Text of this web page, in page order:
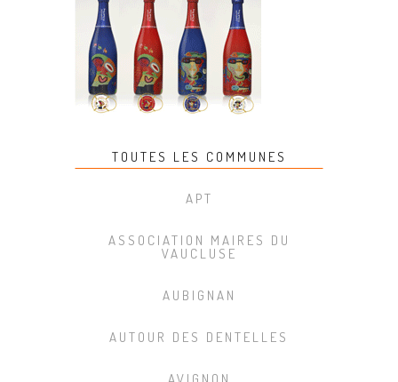
TOUTES LES COMMUNES
APT
ASSOCIATION MAIRES DU
VAUCLUSE
AUBIGNAN
AUTOUR DES DENTELLES